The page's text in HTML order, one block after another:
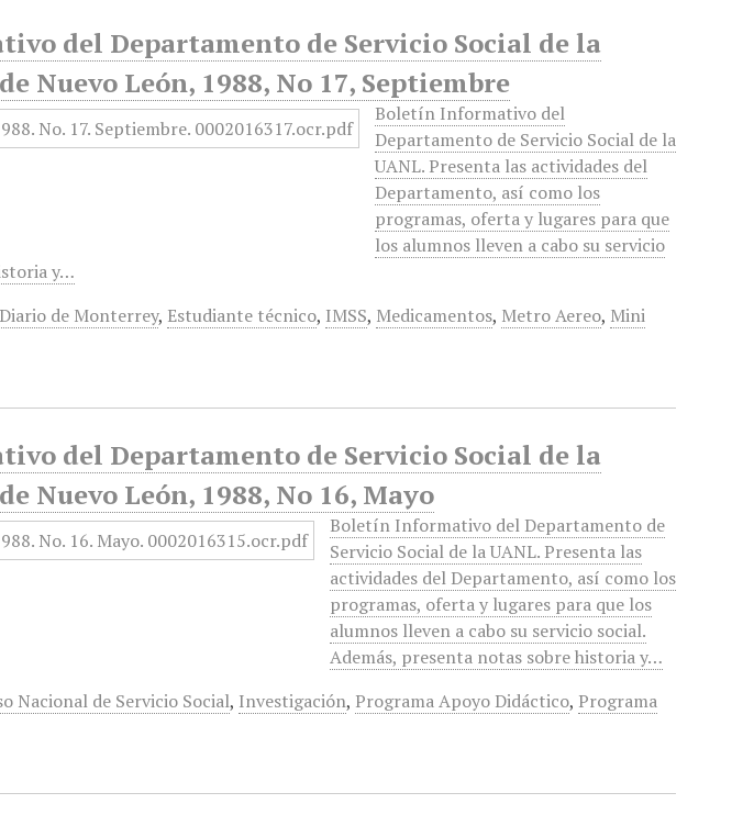
del Departamento de Servicio Social de la
Nuevo León, 1988, No 17, Septiembre
Boletín Informativo del
Departamento de Servicio Social de la
UANL. Presenta las actividades del
Departamento, así como los
programas, oferta y lugares para que
los alumnos lleven a cabo su servicio
y…
de Monterrey, Estudiante técnico, IMSS, Medicamentos, Metro Aereo, Mini
del Departamento de Servicio Social de la
Nuevo León, 1988, No 16, Mayo
Boletín Informativo del Departamento de
Servicio Social de la UANL. Presenta las
actividades del Departamento, así como los
programas, oferta y lugares para que los
alumnos lleven a cabo su servicio social.
Además, presenta notas sobre historia y…
Nacional de Servicio Social, Investigación, Programa Apoyo Didáctico, Programa